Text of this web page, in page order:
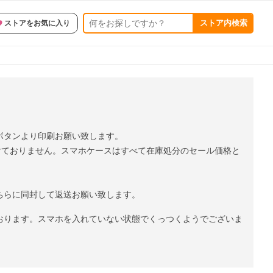
ストアをお気に入り ストア内検索
ンより印刷お願い致します。
おりません。スマホケースはすべて在庫処分のセール価格と
に同封して返送お願い致します。
ます。スマホを入れていない状態でくっつくようでございま